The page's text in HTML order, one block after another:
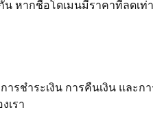
น หากชื่อโดเมนมีราคาที่ลด
ชำระเงิน การคืนเงิน และก
เรา